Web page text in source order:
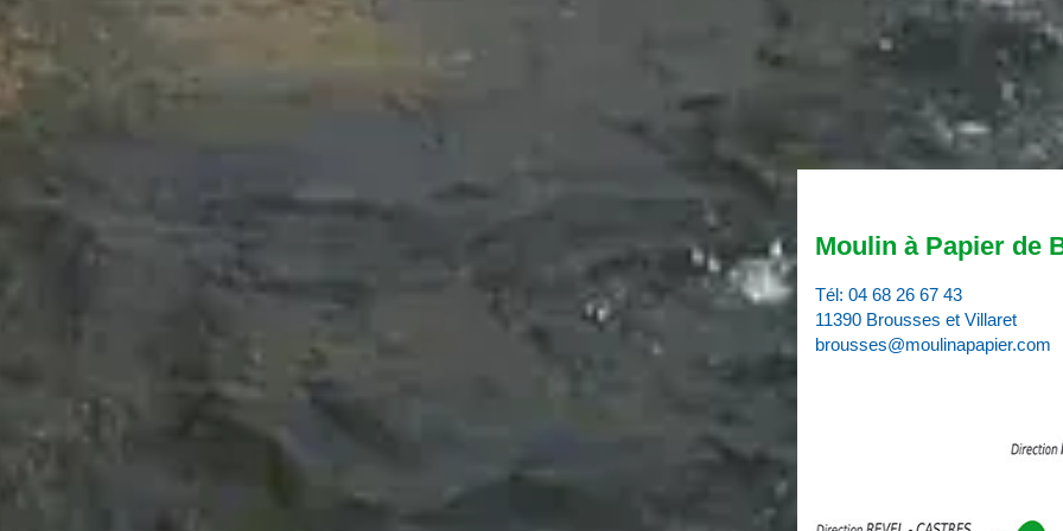
Moulin à Papier de
Tél: 04 68 26 67 43
11390 Brousses et Villaret
brousses@moulinapapier.com